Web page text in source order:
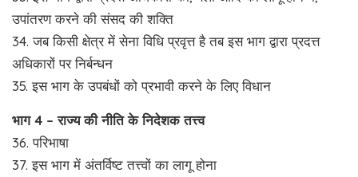
उपांतरण करने की संसद की शक्ति
34. जब किसी क्षेत्र में सेना विधि प्रवृत्त है तब इस भाग द्वारा प्रदत्त
अधिकारों पर निर्बन्धन
35. इस भाग के उपबंधों को प्रभावी करने के लिए विधान
भाग 4 – राज्य की नीति के निदेशक तत्त्व
36. परिभाषा
37. इस भाग में अंतर्विष्ट तत्त्वों का लागू होना